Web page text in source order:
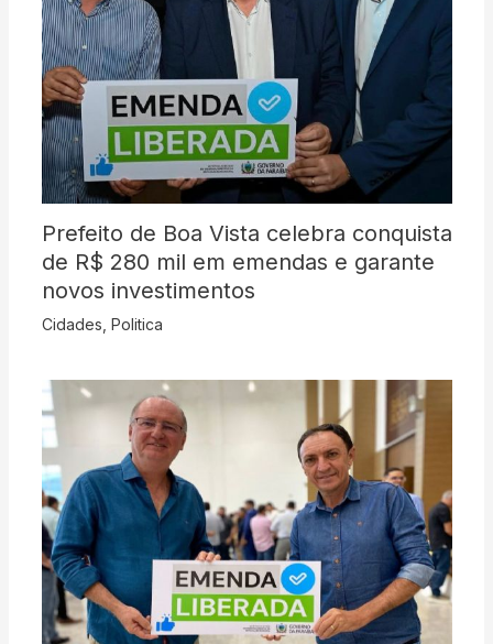
Prefeito de Boa Vista celebra conquista
de R$ 280 mil em emendas e garante
novos investimentos
Cidades Politica